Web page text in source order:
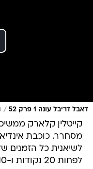
דאבל דריבל עונה 1 פרק 52 /
קייטלין קלארק
מסחרר. כוכבת